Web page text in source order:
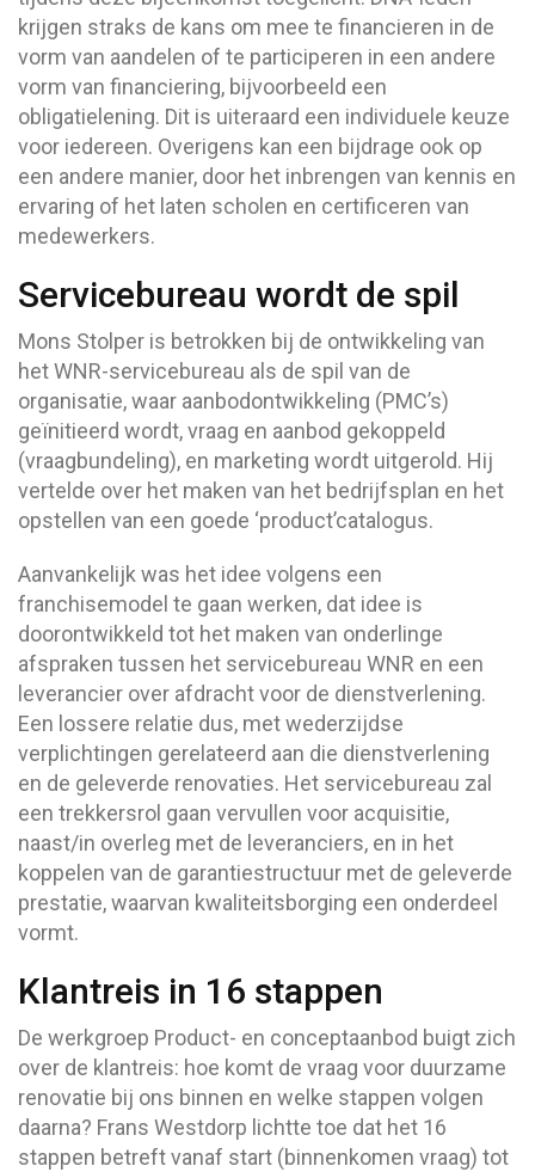
krijgen straks de kans om mee te financieren in de
vorm van aandelen of te participeren in een andere
vorm van financiering, bijvoorbeeld een
obligatielening. Dit is uiteraard een individuele keuze
voor iedereen. Overigens kan een bijdrage ook op
een andere manier, door het inbrengen van kennis en
ervaring of het laten scholen en certificeren van
medewerkers.
Servicebureau wordt de spil
Mons Stolper is betrokken bij de ontwikkeling van
het WNR-servicebureau als de spil van de
organisatie, waar aanbodontwikkeling (PMC’s)
geïnitieerd wordt, vraag en aanbod gekoppeld
(vraagbundeling), en marketing wordt uitgerold. Hij
vertelde over het maken van het bedrijfsplan en het
opstellen van een goede ‘product’catalogus.
Aanvankelijk was het idee volgens een
franchisemodel te gaan werken, dat idee is
doorontwikkeld tot het maken van onderlinge
afspraken tussen het servicebureau WNR en een
leverancier over afdracht voor de dienstverlening.
Een lossere relatie dus, met wederzijdse
verplichtingen gerelateerd aan die dienstverlening
en de geleverde renovaties. Het servicebureau zal
een trekkersrol gaan vervullen voor acquisitie,
naast/in overleg met de leveranciers, en in het
koppelen van de garantiestructuur met de geleverde
prestatie, waarvan kwaliteitsborging een onderdeel
vormt.
Klantreis in 16 stappen
De werkgroep Product- en conceptaanbod buigt zich
over de klantreis: hoe komt de vraag voor duurzame
renovatie bij ons binnen en welke stappen volgen
daarna? Frans Westdorp lichtte toe dat het 16
stappen betreft vanaf start (binnenkomen vraag) tot